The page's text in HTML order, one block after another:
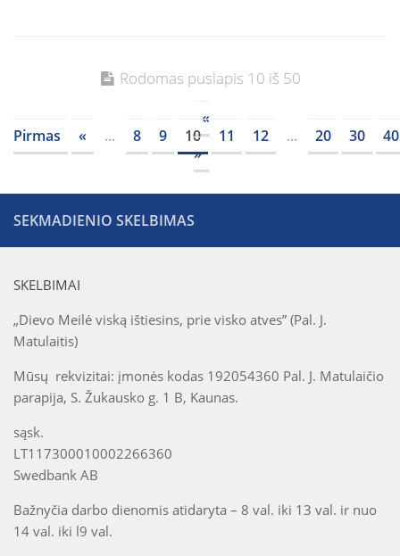
Rodomas puslapis 10 iš 50
«
Pirmas
« ... 8 9 10 11 12 ... 20 30
40
»
SEKMADIENIO SKELBIMAS
SKELBIMAI
„Dievo Meilė viską ištiesins, prie visko atves” (Pal. J.
Matulaitis)
Mūsų rekvizitai: įmonės kodas 192054360 Pal. J. Matulaičio
parapija, S. Žukausko g. 1 B, Kaunas.
sąsk.
LT117300010002266360
Swedbank AB
Bažnyčia darbo dienomis atidaryta – 8 val. iki 13 val. ir nuo
14 val. iki l9 val.